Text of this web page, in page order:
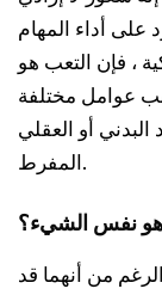
على أداء المهام
، فإن التعب هو
عوامل مختلفة
أو العقلي
المفرط.
نفس الشيء؟
من أنهما قد